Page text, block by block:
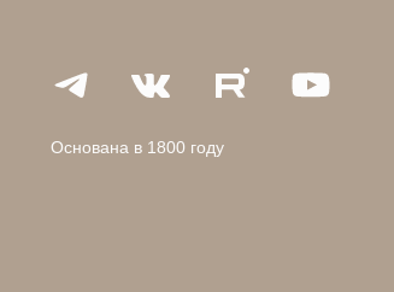
Основана в 1800 году